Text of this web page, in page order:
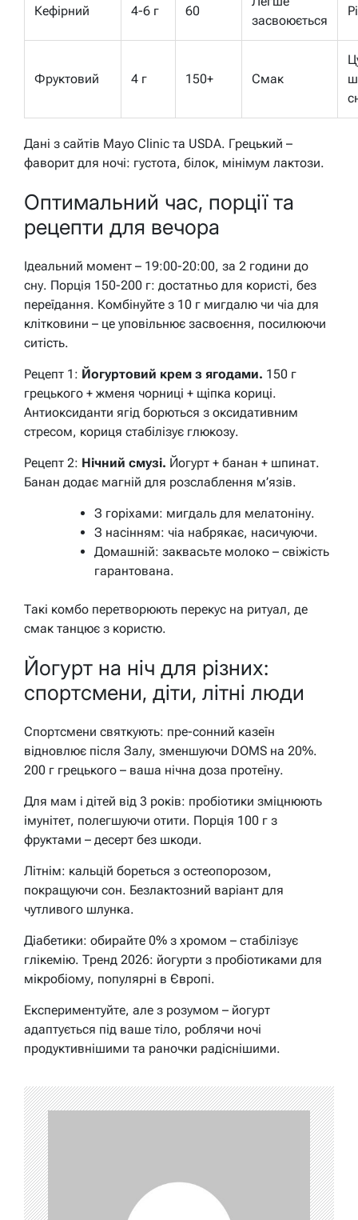
Кефірний 4-6 г 60
засвоюється
Фруктовий 4 г 150+ Смак
Дані з сайтів Mayo Clinic та USDA. Грецький –
фаворит для ночі: густота, білок, мінімум лактози.
Оптимальний час, порції та
рецепти для вечора
Ідеальний момент – 19:00-20:00, за 2 години до
сну. Порція 150-200 г: достатньо для користі, без
переїдання. Комбінуйте з 10 г мигдалю чи чіа для
клітковини – це уповільнює засвоєння, посилюючи
ситість.
Рецепт 1: Йогуртовий крем з ягодами. 150 г
грецького + жменя чорниці + щіпка кориці.
Антиоксиданти ягід борються з оксидативним
стресом, кориця стабілізує глюкозу.
Рецепт 2: Нічний смузі. Йогурт + банан + шпинат.
Банан додає магній для розслаблення м’язів.
З горіхами: мигдаль для мелатоніну.
З насінням: чіа набрякає, насичуючи.
Домашній: заквасьте молоко – свіжість
гарантована.
Такі комбо перетворюють перекус на ритуал, де
смак танцює з користю.
Йогурт на ніч для різних:
спортсмени, діти, літні люди
Спортсмени святкують: пре-сонний казеїн
відновлює після Залу, зменшуючи DOMS на 20%.
200 г грецького – ваша нічна доза протеїну.
Для мам і дітей від 3 років: пробіотики зміцнюють
імунітет, полегшуючи отити. Порція 100 г з
фруктами – десерт без шкоди.
Літнім: кальцій бореться з остеопорозом,
покращуючи сон. Безлактозний варіант для
чутливого шлунка.
Діабетики: обирайте 0% з хромом – стабілізує
глікемію. Тренд 2026: йогурти з пробіотиками для
мікробіому, популярні в Європі.
Експериментуйте, але з розумом – йогурт
адаптується під ваше тіло, роблячи ночі
продуктивнішими та раночки радіснішими.